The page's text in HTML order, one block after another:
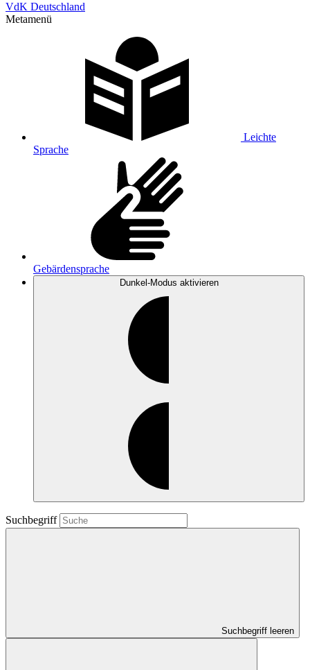
VdK Deutschland
Metamenü
Leichte
Sprache
Gebärdensprache
Dunkel-Modus aktivieren
Suchbegriff
Suchbegriff leeren